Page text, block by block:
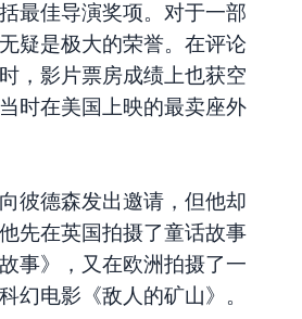
最佳导演奖项。对于一部
疑是极大的荣誉。在评论
，影片票房成绩上也获空
时在美国上映的最卖座外
彼德森发出邀请，但他却
先在英国拍摄了童话故事
事》，又在欧洲拍摄了一
幻电影《敌人的矿山》。